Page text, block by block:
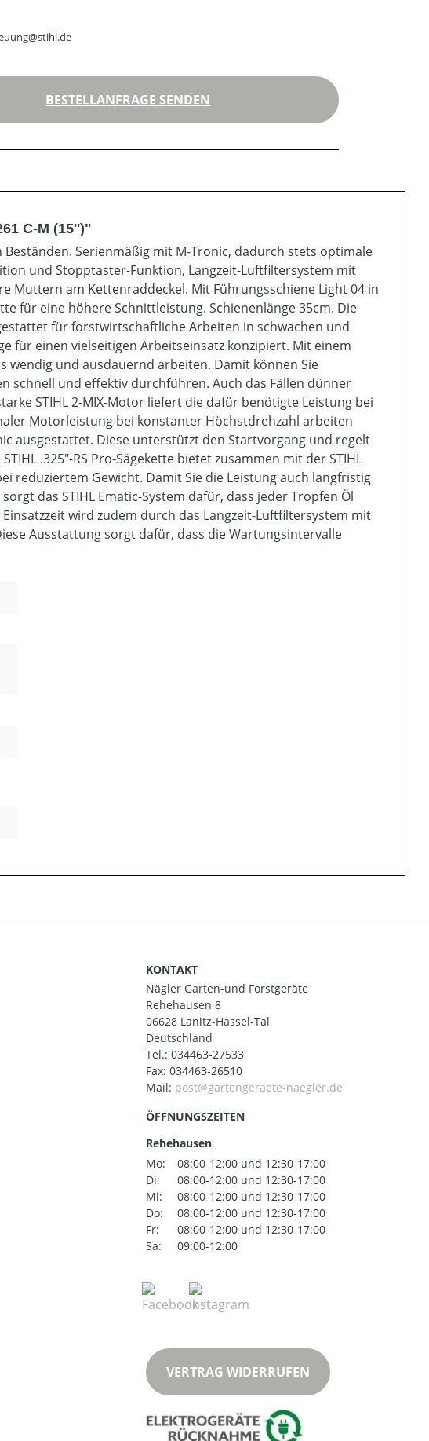
BESTELLANFRAGE SENDEN
C-M (15'')"
Serienmäßig mit M-Tronic, dadurch stets optimale
und Stopptaster-Funktion, Langzeit-Luftfiltersystem mit
Muttern am Kettenraddeckel. Mit Führungsschiene Light 04 in
für eine höhere Schnittleistung. Schienenlänge 35cm. Die
für forstwirtschaftliche Arbeiten in schwachen und
für einen vielseitigen Arbeitseinsatz konzipiert. Mit einem
wendig und ausdauernd arbeiten. Damit können Sie
schnell und effektiv durchführen. Auch das Fällen dünner
STIHL 2-MIX-Motor liefert die dafür benötigte Leistung bei
Motorleistung bei konstanter Höchstdrehzahl arbeiten
ausgestattet. Diese unterstützt den Startvorgang und regelt
.325"-RS Pro-Sägekette bietet zusammen mit der STIHL
reduziertem Gewicht. Damit Sie die Leistung auch langfristig
das STIHL Ematic-System dafür, dass jeder Tropfen Öl
wird zudem durch das Langzeit-Luftfiltersystem mit
Ausstattung sorgt dafür, dass die Wartungsintervalle
KONTAKT
Nägler Garten-und Forstgeräte
Rehehausen 8
06628 Lanitz-Hassel-Tal
Deutschland
Tel.: 034463-27533
Fax: 034463-26510
Mail:
ÖFFNUNGSZEITEN
Rehehausen
Mo:
08:00-12:00 und 12:30-17:00
Di:
08:00-12:00 und 12:30-17:00
Mi:
08:00-12:00 und 12:30-17:00
Do:
08:00-12:00 und 12:30-17:00
Fr:
08:00-12:00 und 12:30-17:00
Sa:
09:00-12:00
VERTRAG WIDERRUFEN